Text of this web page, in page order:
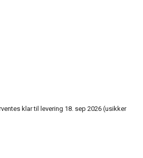
klar til levering 18. sep 2026 (usikker